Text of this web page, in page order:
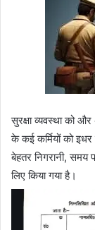
सुरक्षा व्यवस्था को
के कई कर्मियों को
बेहतर निगरानी,
लिए किया गया है।